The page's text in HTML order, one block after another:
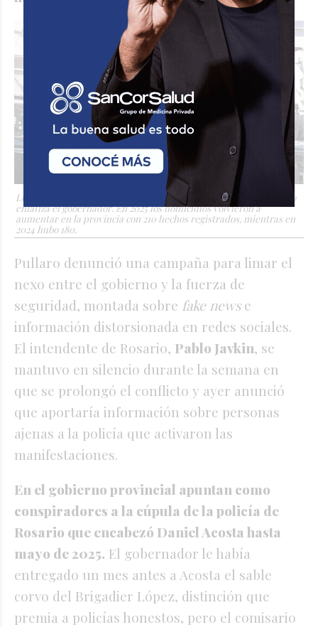
Los logros de la policía de Santa Fe no parecen tan rotundos como
enfatiza el gobernador. En 2025 los homicidios volvieron a
aumentar en la provincia con 210 hechos registrados, mientras en
2024 hubo 180.
Pullaro denunció una campaña para limar el
nexo entre el gobierno y la fuerza de
seguridad, montada sobre fake newse
información distorsionada en redes sociales.
El intendente de Rosario, Pablo Javkin, se
mantuvo en silencio durante la semana en
que se prolongó el conflicto y ayer anunció
que aportaría información sobre personas
ajenas a la policía que activaron las
manifestaciones.
En el gobierno provincial apuntan como
conspiradores a la cúpula de la policía de
Rosario que encabezó Daniel Acosta hasta
mayo de 2025. El gobernador le había
entregado un mes antes a Acosta el sable
corvo del Brigadier López, distinción que
premia a policías honestos, pero el comisario